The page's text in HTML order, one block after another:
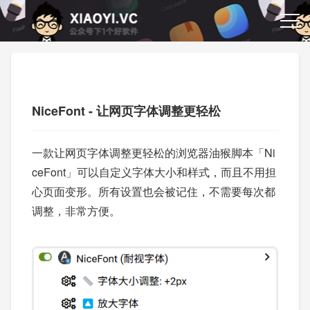
NiceFont - 让网页字体调整更轻松
一款让网页字体调整更轻松的浏览器油猴脚本「Ni
ceFont」可以自定义字体大小和样式，而且不用担
心页面变形。所有设置也会被记住，不需要每次都
调整，非常方便。